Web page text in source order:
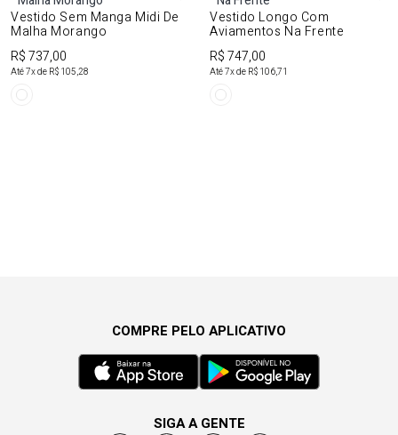
Vestido Sem Manga Midi De
Malha Morango
R$ 737,00
Até7x de R$ 105,28
Vestido Longo Com
Aviamentos Na Frente
R$ 747,00
Até7x de R$ 106,71
COMPRE PELO APLICATIVO
SIGA A GENTE